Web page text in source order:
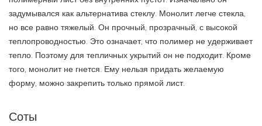
задумывался как альтернатива стеклу. Монолит легче стекла,
но все равно тяжелый. Он прочный, прозрачный, с высокой
теплопроводностью. Это означает, что полимер не удерживает
тепло. Поэтому для тепличных укрытий он не подходит. Кроме
того, монолит не гнется. Ему нельзя придать желаемую
форму, можно закрепить только прямой лист.
Соты